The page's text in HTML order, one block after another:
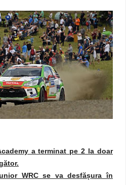
a terminat pe 2 la doar
WRC se va desfășura în